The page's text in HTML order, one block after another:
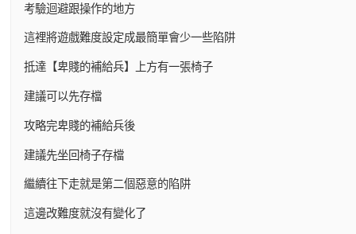
考驗迴避跟操作的地方
這裡將遊戲難度設定成最簡單會少一些陷阱
抵達【卑賤的補給兵】上方有一張椅子
建議可以先存檔
攻略完卑賤的補給兵後
建議先坐回椅子存檔
繼續往下走就是第二個惡意的陷阱
這邊改難度就沒有變化了